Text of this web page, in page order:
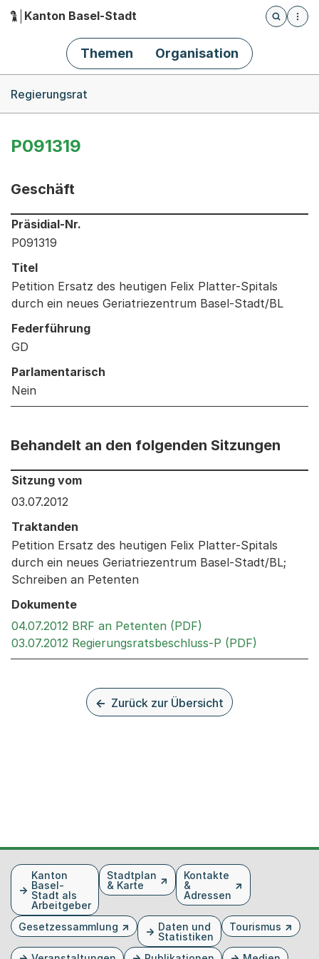
Hauptnavigation
Kanton Basel-Stadt
Öffnet
Themen Organisation
Regierungsrat
P091319
Geschäft
Informationen zum Ausgewählten Geschäft
Präsidial-Nr.
P091319
Titel
Petition Ersatz des heutigen Felix Platter-Spitals
durch ein neues Geriatriezentrum Basel-Stadt/BL
Federführung
GD
Parlamentarisch
Nein
Behandelt an den folgenden Sitzungen
Behandelt an den folgenden Sitzungen: Informationen
Sitzung vom
03.07.2012
Traktanden
Petition Ersatz des heutigen Felix Platter-Spitals
durch ein neues Geriatriezentrum Basel-Stadt/BL;
Schreiben an Petenten
Dokumente
04.07.2012 BRF an Petenten (PDF)
03.07.2012 Regierungsratsbeschluss-P (PDF)
Zurück zur Übersicht
FusszeileKanton
Basel-
Stadt als
Arbeitgeber
Stadtplan
& Karte
Kontakte
&
Adressen
Gesetzessammlung
Daten und
Statistiken
Tourismus